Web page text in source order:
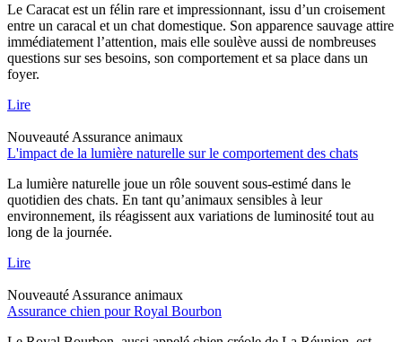
Le Caracat est un félin rare et impressionnant, issu d’un croisement
entre un caracal et un chat domestique. Son apparence sauvage attire
immédiatement l’attention, mais elle soulève aussi de nombreuses
questions sur ses besoins, son comportement et sa place dans un
foyer.
Lire
Nouveauté Assurance animaux
L'impact de la lumière naturelle sur le comportement des chats
La lumière naturelle joue un rôle souvent sous-estimé dans le
quotidien des chats. En tant qu’animaux sensibles à leur
environnement, ils réagissent aux variations de luminosité tout au
long de la journée.
Lire
Nouveauté Assurance animaux
Assurance chien pour Royal Bourbon